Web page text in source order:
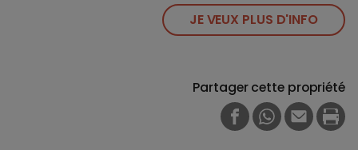
JE VEUX PLUS D'INFO
Partager cette propriété
FACEBOOK
WHATSAPP
E-MAIL